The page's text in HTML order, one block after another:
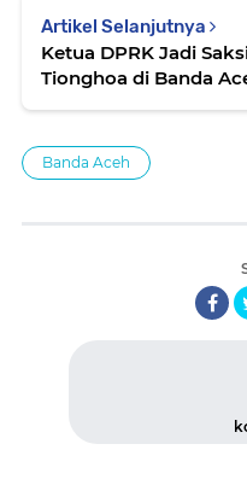
Artikel Selanjutnya
Ketua DPRK Jadi
Tionghoa di Banda
Banda Aceh